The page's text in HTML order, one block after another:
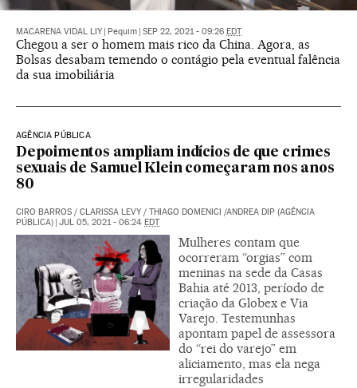
MACARENA VIDAL LIY Pequim SEP 22, 2021 - 09:26 EDT
Chegou a ser o homem mais rico da China. Agora, as
Bolsas desabam temendo o contágio pela eventual falência
da sua imobiliária
AGÊNCIA PÚBLICA
Depoimentos ampliam indícios de que crimes
sexuais de Samuel Klein começaram nos anos
80
CIRO BARROS / CLARISSA LEVY / THIAGO DOMENICI /ANDREA DIP (AGÊNCIA
PÚBLICA) JUL 05, 2021 - 06:24 EDT
Mulheres contam que
ocorreram “orgias” com
meninas na sede da Casas
Bahia até 2013, período de
criação da Globex e Via
Varejo. Testemunhas
apontam papel de assessora
do “rei do varejo” em
aliciamento, mas ela nega
irregularidades